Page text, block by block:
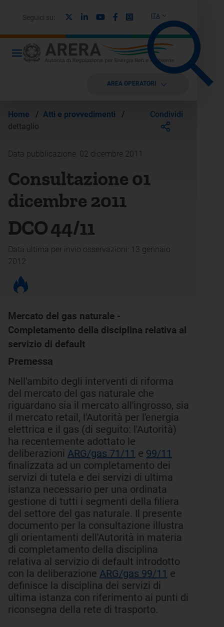
ITA
Seguici su: LinkedinYoutubeFacebook
Instagram
AREA OPERATORI
Home / Atti e provvedimenti
/
dettaglio
Condividi
Data pubblicazione: 02 dicembre 2011
Consultazione 01
dicembre 2011
DCO 44/11
Data ultima per invio osservazioni: 13 gennaio
2012
Mercato del gas naturale -
Completamento della disciplina relativa al
servizio di default
Premessa
Nell'ambito degli interventi di riforma
del mercato del gas naturale che
riguardano sia il mercato all'ingrosso, sia
il mercato retail, l'Autorità per l'energia
elettrica e il gas (di seguito: l'Autorità)
ha recentemente adottato le
deliberazioni ARG/gas 71/11 e 99/11
finalizzata ad un completamento dei
servizi di tutela e dei servizi di ultima
istanza necessario per una ordinata
gestione di tutti i segmenti della filiera
del settore del gas naturale. Il presente
documento per la consultazione illustra
gli orientamenti dell'Autorità in materia
di completamento della disciplina
relativa al servizio di default introdotto
con la deliberazione ARG/gas 99/11 e
definisce la disciplina dei servizi di
ultima istanza con riferimento ai punti di
riconsegna della rete di trasporto.